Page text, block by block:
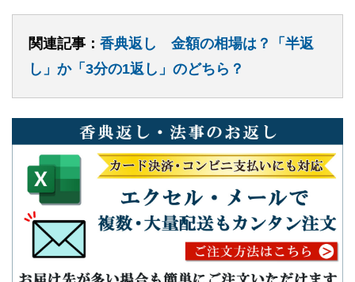
関連記事： 香典返し 金額の相場は？「半返
し」か「3分の1返し」のどちら？